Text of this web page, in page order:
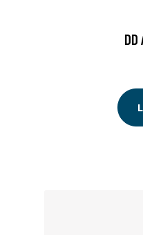
DD